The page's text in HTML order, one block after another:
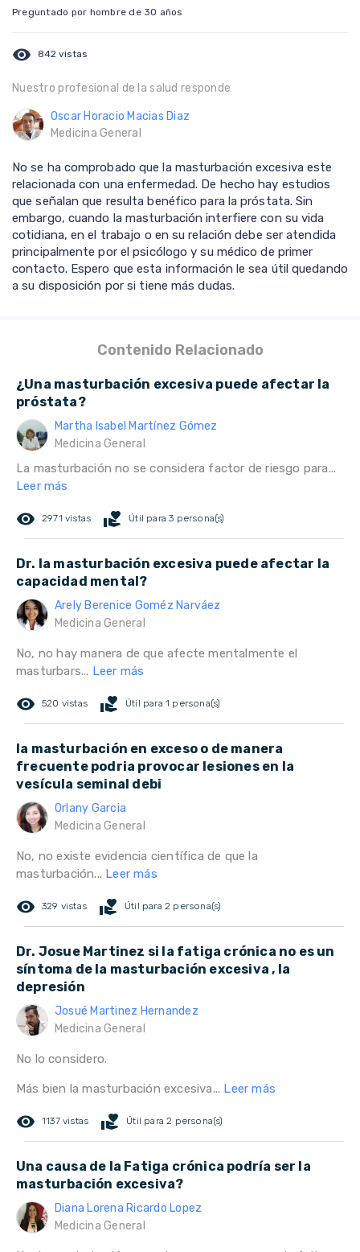
Preguntado por hombre de 30 años
visibility 842 vistas
Nuestro profesional de la salud responde
Oscar Horacio Macias Diaz
Medicina General
No se ha comprobado que la masturbación excesiva este
relacionada con una enfermedad. De hecho hay estudios
que señalan que resulta benéfico para la próstata. Sin
embargo, cuando la masturbación interfiere con su vida
cotidiana, en el trabajo o en su relación debe ser atendida
principalmente por el psicólogo y su médico de primer
contacto. Espero que esta información le sea útil quedando
a su disposición por si tiene más dudas.
Contenido Relacionado
¿Una masturbación excesiva puede afectar la
próstata?
Martha Isabel Martínez Gómez
Medicina General
La masturbación no se considera factor de riesgo para...
Leer más
remove_red_eye 2971 vistas volunteer_activism Útil para 3 persona(s)
Dr. la masturbación excesiva puede afectar la
capacidad mental?
Arely Berenice Goméz Narváez
Medicina General
No, no hay manera de que afecte mentalmente el
masturbars... Leer más
remove_red_eye 520 vistas volunteer_activism Útil para 1 persona(s)
la masturbación en exceso o de manera
frecuente podria provocar lesiones en la
vesícula seminal debi
Orlany Garcia
Medicina General
No, no existe evidencia científica de que la
masturbación... Leer más
remove_red_eye 329 vistas volunteer_activism Útil para 2 persona(s)
Dr. Josue Martinez si la fatiga crónica no es un
síntoma de la masturbación excesiva , la
depresión
Josué Martinez Hernandez
Medicina General
No lo considero.
Más bien la masturbación excesiva... Leer más
remove_red_eye 1137 vistas volunteer_activism Útil para 2 persona(s)
Una causa de la Fatiga crónica podría ser la
masturbación excesiva?
Diana Lorena Ricardo Lopez
Medicina General